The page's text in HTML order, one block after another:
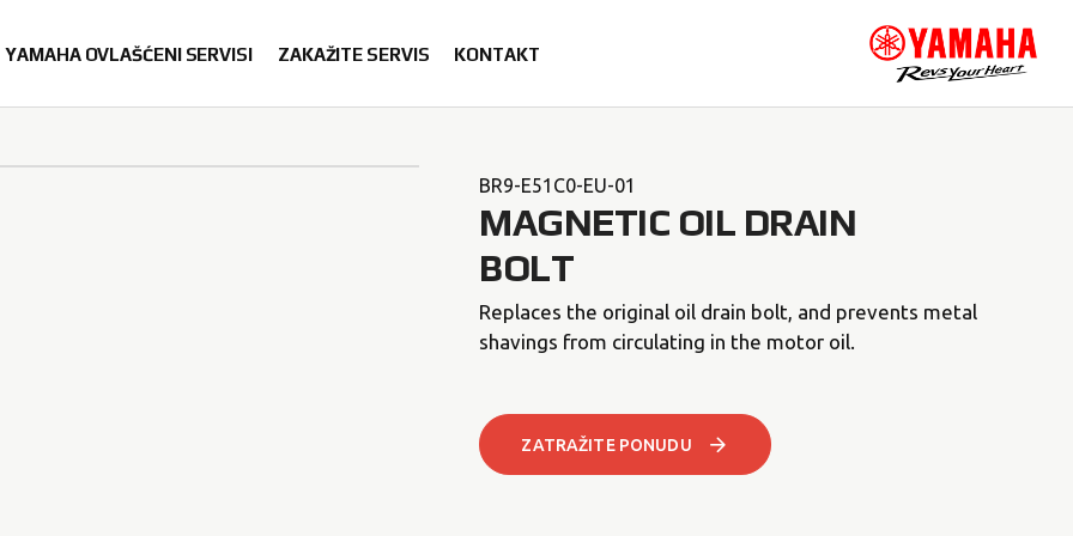
YAMAHA OVLAŠĆENI SERVISI ZAKAŽITE SERVIS KONTAKT
BR9-E51C0-EU-01
MAGNETIC OIL DRAIN
BOLT
Replaces the original oil drain bolt, and prevents metal
shavings from circulating in the motor oil.
ZATRAŽITE PONUDU